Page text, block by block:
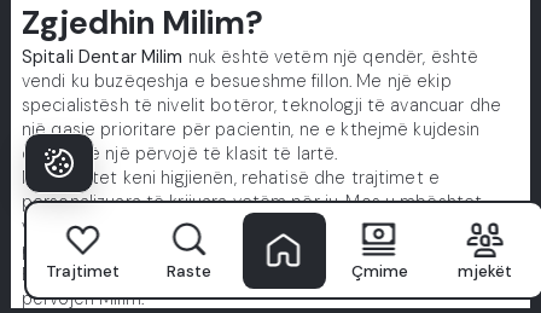
Zgjedhin Milim?
Spitali Dentar Milim nuk është vetëm një qendër, është
vendi ku buzëqeshja e besueshme fillon. Me një ekip
specialistësh të nivelit botëror, teknologji të avancuar dhe
një qasje prioritare për pacientin, ne e kthejmë kujdesin
dental në një përvojë të klasit të lartë.
Ne prioritet keni higjienën, rehatisë dhe trajtimet e
personalizuara të krijuara vetëm për ju. Mos u mbështet
vetëm në fjalët tona, eksploroni histori të vërteta nga
pacientë të vërtetë.
Buzëqeshja juaj e përsosur fillon këtu. Bashkohuni me
përvojën Milim.
Trajtimet Raste Çmime mjekët